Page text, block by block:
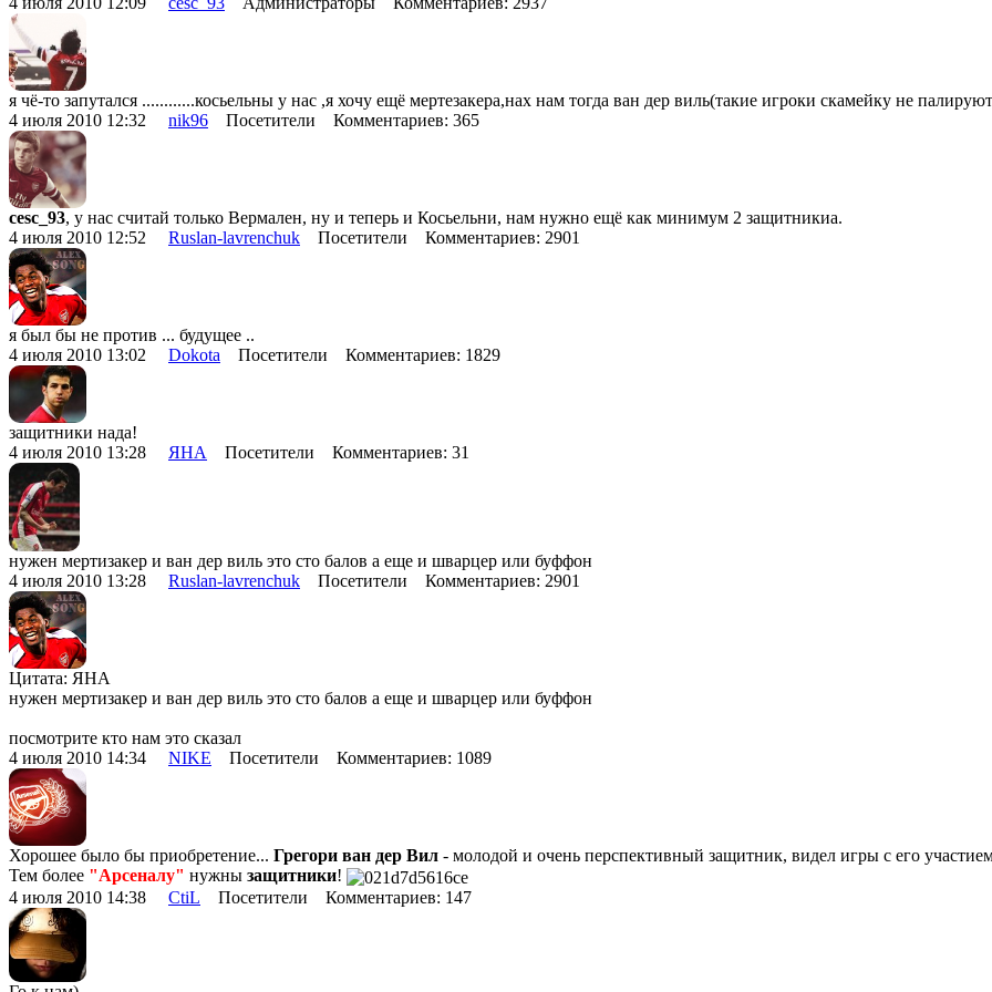
я чё-то запутался ............косьельны у нас ,я хочу ещё мертезакера,нах нам тогда ван дер виль(такие игроки скамейку не
4 июля 2010 12:32 nik96 Посетители Комментариев: 365
cesc_93, у нас считай только Вермален, ну и теперь и Косьельни, нам нужно ещё как минимум 2 защитникиа.
4 июля 2010 12:52 Ruslan-lavrenchuk Посетители Комментариев: 2901
я был бы не против ... будущее ..
4 июля 2010 13:02 Dokota Посетители Комментариев: 1829
защитники нада!
4 июля 2010 13:28 ЯНА Посетители Комментариев: 31
нужен мертизакер и ван дер виль это сто балов а еще и шварцер или буффон
4 июля 2010 13:28 Ruslan-lavrenchuk Посетители Комментариев: 2901
Цитата: ЯНА
нужен мертизакер и ван дер виль это сто балов а еще и шварцер или буффон
посмотрите кто нам это сказал
4 июля 2010 14:34 NIKE Посетители Комментариев: 1089
Хорошее было бы приобретение... Грегори ван дер Вил - молодой и очень перспективный защитник, видел игры с его
Тем более "Арсеналу" нужны защитники!
4 июля 2010 14:38 CtiL Посетители Комментариев: 147